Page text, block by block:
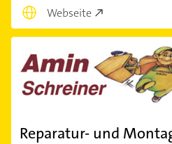
Webseite
Reparatur- und